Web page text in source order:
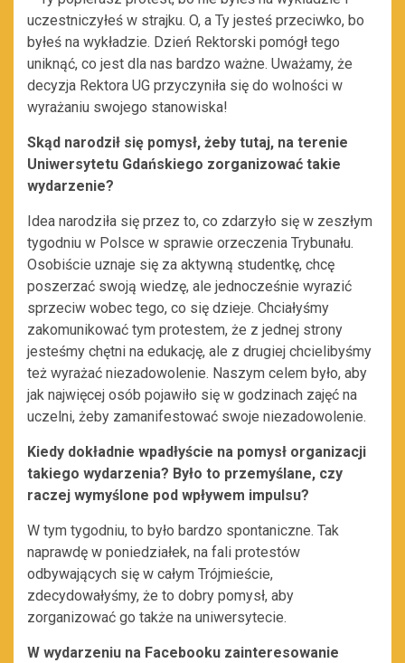
uczestniczyłeś w strajku. O, a Ty jesteś przeciwko, bo
byłeś na wykładzie. Dzień Rektorski pomógł tego
uniknąć, co jest dla nas bardzo ważne. Uważamy, że
decyzja Rektora UG przyczyniła się do wolności w
wyrażaniu swojego stanowiska!
Skąd narodził się pomysł, żeby tutaj, na terenie
Uniwersytetu Gdańskiego zorganizować takie
wydarzenie?
Idea narodziła się przez to, co zdarzyło się w zeszłym
tygodniu w Polsce w sprawie orzeczenia Trybunału.
Osobiście uznaje się za aktywną studentkę, chcę
poszerzać swoją wiedzę, ale jednocześnie wyrazić
sprzeciw wobec tego, co się dzieje. Chciałyśmy
zakomunikować tym protestem, że z jednej strony
jesteśmy chętni na edukację, ale z drugiej chcielibyśmy
też wyrażać niezadowolenie. Naszym celem było, aby
jak najwięcej osób pojawiło się w godzinach zajęć na
uczelni, żeby zamanifestować swoje niezadowolenie.
Kiedy dokładnie wpadłyście na pomysł organizacji
takiego wydarzenia? Było to przemyślane, czy
raczej wymyślone pod wpływem impulsu?
W tym tygodniu, to było bardzo spontaniczne. Tak
naprawdę w poniedziałek, na fali protestów
odbywających się w całym Trójmieście,
zdecydowałyśmy, że to dobry pomysł, aby
zorganizować go także na uniwersytecie.
W wydarzeniu na Facebooku zainteresowanie